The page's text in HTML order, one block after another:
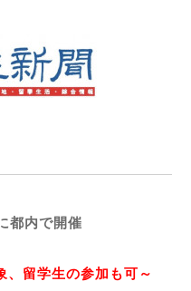
都内で開催
、留学生の参加も可～